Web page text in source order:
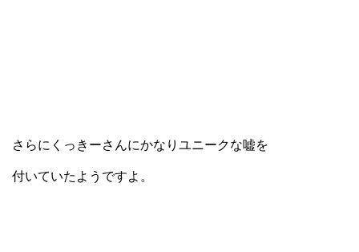
さらにくっきーさんにかなりユニークな嘘を
付いていたようですよ。